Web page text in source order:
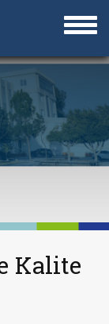
Kalite